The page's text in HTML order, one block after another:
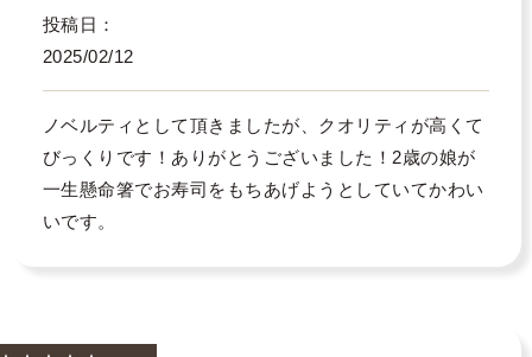
投稿日
2025/02/12
ノベルティとして頂きましたが、クオリティが高くて
びっくりです！ありがとうございました！2歳の娘が
一生懸命箸でお寿司をもちあげようとしていてかわい
いです。